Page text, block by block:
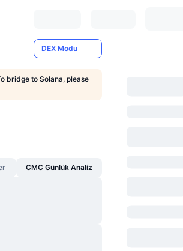
DEX Modu
bridge to Solana, please
CMC Günlük Analiz